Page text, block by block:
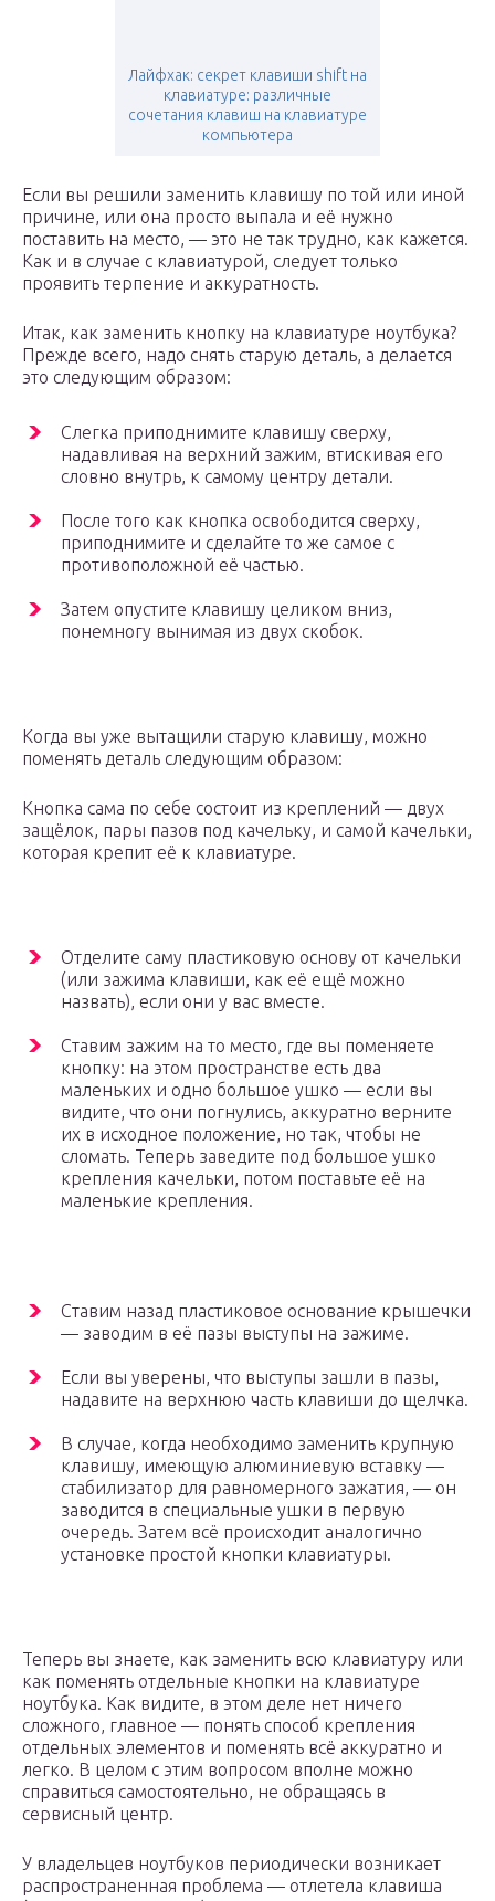
Лайфхак: секрет клавиши shift на
клавиатуре: различные
сочетания клавиш на клавиатуре
компьютера
Если вы решили заменить клавишу по той или иной
причине, или она просто выпала и её нужно
поставить на место, — это не так трудно, как кажется.
Как и в случае с клавиатурой, следует только
проявить терпение и аккуратность.
Итак, как заменить кнопку на клавиатуре ноутбука?
Прежде всего, надо снять старую деталь, а делается
это следующим образом:
Слегка приподнимите клавишу сверху,
надавливая на верхний зажим, втискивая его
словно внутрь, к самому центру детали.
После того как кнопка освободится сверху,
приподнимите и сделайте то же самое с
противоположной её частью.
Затем опустите клавишу целиком вниз,
понемногу вынимая из двух скобок.
Когда вы уже вытащили старую клавишу, можно
поменять деталь следующим образом:
Кнопка сама по себе состоит из креплений — двух
защёлок, пары пазов под качельку, и самой качельки,
которая крепит её к клавиатуре.
Отделите саму пластиковую основу от качельки
(или зажима клавиши, как её ещё можно
назвать), если они у вас вместе.
Ставим зажим на то место, где вы поменяете
кнопку: на этом пространстве есть два
маленьких и одно большое ушко — если вы
видите, что они погнулись, аккуратно верните
их в исходное положение, но так, чтобы не
сломать. Теперь заведите под большое ушко
крепления качельки, потом поставьте её на
маленькие крепления.
Ставим назад пластиковое основание крышечки
— заводим в её пазы выступы на зажиме.
Если вы уверены, что выступы зашли в пазы,
надавите на верхнюю часть клавиши до щелчка.
В случае, когда необходимо заменить крупную
клавишу, имеющую алюминиевую вставку —
стабилизатор для равномерного зажатия, — он
заводится в специальные ушки в первую
очередь. Затем всё происходит аналогично
установке простой кнопки клавиатуры.
Теперь вы знаете, как заменить всю клавиатуру или
как поменять отдельные кнопки на клавиатуре
ноутбука. Как видите, в этом деле нет ничего
сложного, главное — понять способ крепления
отдельных элементов и поменять всё аккуратно и
легко. В целом с этим вопросом вполне можно
справиться самостоятельно, не обращаясь в
сервисный центр.
У владельцев ноутбуков периодически возникает
распространенная проблема — отлетела клавиша